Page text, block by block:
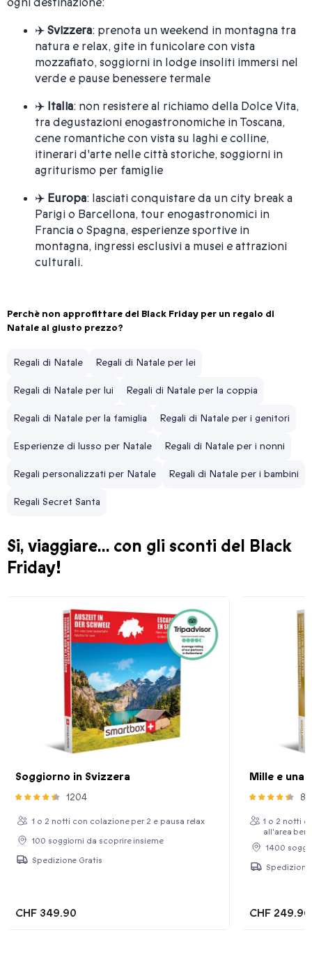
✈️Svizzera: prenota un weekend in montagna tra
natura e relax, gite in funicolare con vista
mozzafiato, soggiorni in lodge insoliti immersi nel
verde e pause benessere termale
✈️ Italia: non resistere al richiamo della Dolce Vita,
tra degustazioni enogastronomiche in Toscana,
cene romantiche con vista su laghi e colline,
itinerari d'arte nelle città storiche, soggiorni in
agriturismo per famiglie
✈️ Europa: lasciati conquistare da un city break a
Parigi o Barcellona, tour enogastronomici in
Francia o Spagna, esperienze sportive in
montagna, ingressi esclusivi a musei e attrazioni
culturali.
Perchè non approfittare del Black Friday per un regalo di
Natale al giusto prezzo?
Regali di Natale Regali di Natale per lei
Regali di Natale per lui Regali di Natale per la coppia
Regali di Natale per la famiglia Regali di Natale per i genitori
Esperienze di lusso per Natale Regali di Natale per i nonni
Regali personalizzati per Natale Regali di Natale per i bambini
Regali Secret Santa
Si, viaggiare... con gli sconti del Black
Friday!
Soggiorno in Svizzera
1204
1 o 2 notti con colazione per 2 e pausa relax
100 soggiorni da scoprire insieme
Spedizione Gratis
CHF 349.90
Mille e una
1 o 2 notti
all'area
1400
CHF 249.90